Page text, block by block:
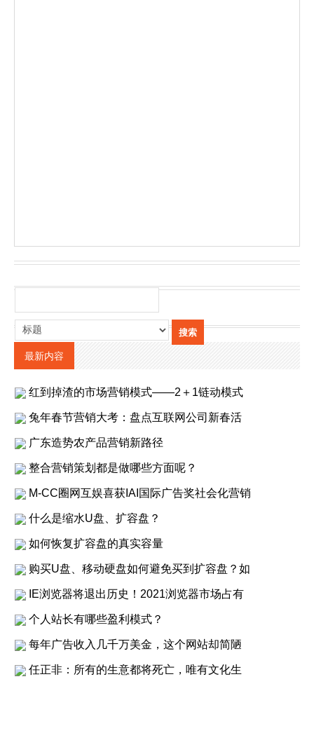
最新内容
红到掉渣的市场营销模式——2＋1链动模式
兔年春节营销大考：盘点互联网公司新春活
广东造势农产品营销新路径
整合营销策划都是做哪些方面呢？
M-CC圈网互娱喜获IAI国际广告奖社会化营销
什么是缩水U盘、扩容盘？
如何恢复扩容盘的真实容量
购买U盘、移动硬盘如何避免买到扩容盘？如
IE浏览器将退出历史！2021浏览器市场占有
个人站长有哪些盈利模式？
每年广告收入几千万美金，这个网站却简陋
任正非：所有的生意都将死亡，唯有文化生